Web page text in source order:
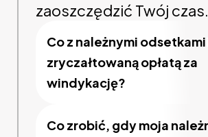
zaoszczędzić Twój czas.
Co z należnymi odsetkami
zryczałtowaną opłatą za
windykację?
Co zrobić, gdy moja